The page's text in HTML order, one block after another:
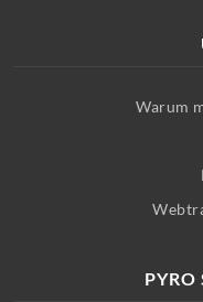
Warum
PYRO